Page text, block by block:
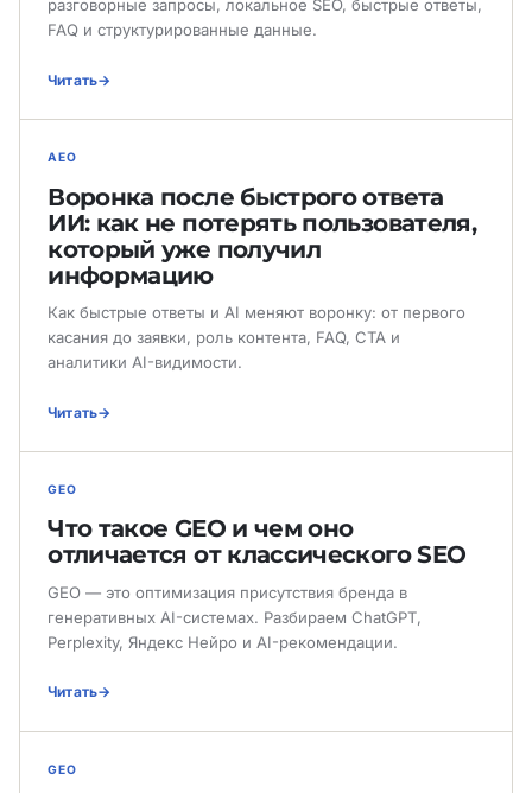
разговорные запросы, локальное SEO, быстрые ответы,
FAQ и структурированные данные.
Читать
AEO
Воронка после быстрого ответа
ИИ: как не потерять пользователя,
который уже получил
информацию
Как быстрые ответы и AI меняют воронку: от первого
касания до заявки, роль контента, FAQ, CTA и
аналитики AI-видимости.
Читать
GEO
Что такое GEO и чем оно
отличается от классического SEO
GEO — это оптимизация присутствия бренда в
генеративных AI-системах. Разбираем ChatGPT,
Perplexity, Яндекс Нейро и AI-рекомендации.
Читать
GEO